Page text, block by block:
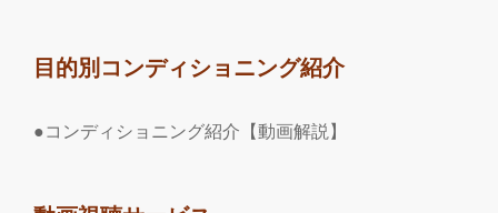
目的別コンディショニング紹介
●コンディショニング紹介【動画解説】